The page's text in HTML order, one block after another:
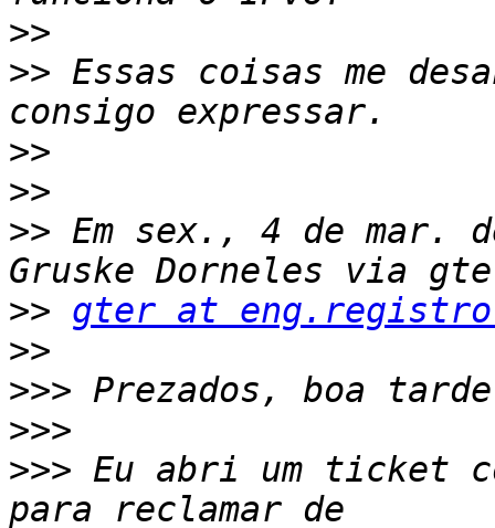
>>
>> Essas coisas me
>>
>>
>> Em sex., 4 de mar.
>> gter at
>>
>>>
>>>
>>> Eu abri um ticket